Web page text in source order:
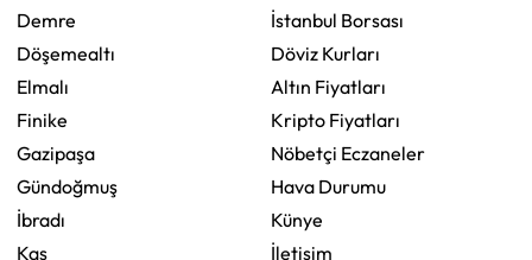
Demre
Döşemealtı
Elmalı
Finike
Gazipaşa
Gündoğmuş
İbradı
Kaş
İstanbul Borsası
Döviz Kurları
Altın Fiyatları
Kripto Fiyatları
Nöbetçi Eczaneler
Hava Durumu
Künye
İletişim